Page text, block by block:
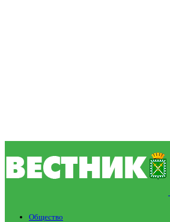
Общество